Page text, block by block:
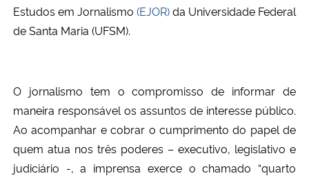
Planalto
Estudos em Jornalismo (EJOR)da Universidade Federal
de Santa Maria (UFSM).
O jornalismo tem o compromisso de informar de
maneira responsável os assuntos de interesse público.
Ao acompanhar e cobrar o cumprimento do papel de
quem atua nos três poderes – executivo, legislativo e
judiciário -, a imprensa exerce o chamado “quarto